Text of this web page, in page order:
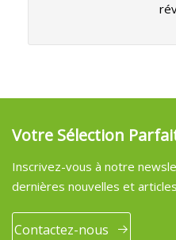
Votre Sélection
Inscrivez-vous à notre
dernières nouvelles et articles
Contactez-nous